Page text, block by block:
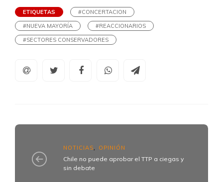
ETIQUETAS
#CONCERTACION
#NUEVA MAYORÍA
#REACCIONARIOS
#SECTORES CONSERVADORES
NOTICIAS OPINIÓN
Chile no puede aprobar el TTP a ciegas y
sin debate